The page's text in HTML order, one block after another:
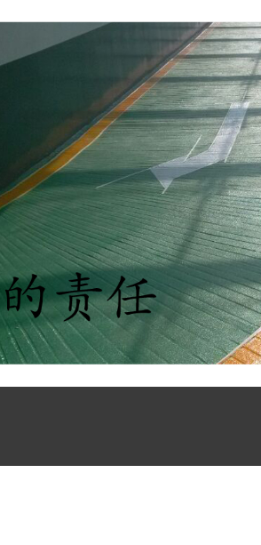
服务热线：18627061019
留言反馈 联系我们